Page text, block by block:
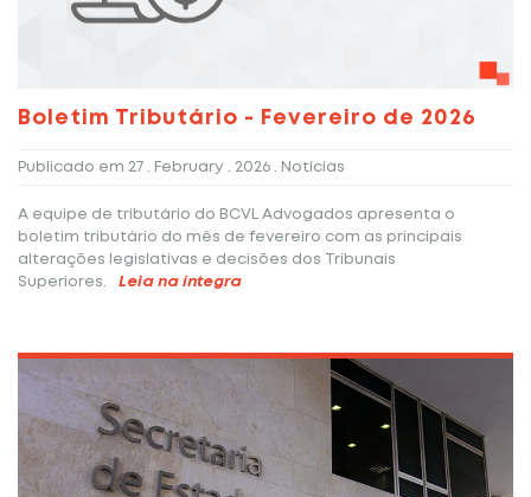
Boletim Tributário - Fevereiro de 2026
Publicado em 27 . February . 2026 . Notícias
A equipe de tributário do BCVL Advogados apresenta o
boletim tributário do mês de fevereiro com as principais
alterações legislativas e decisões dos Tribunais
Superiores.
Leia na íntegra